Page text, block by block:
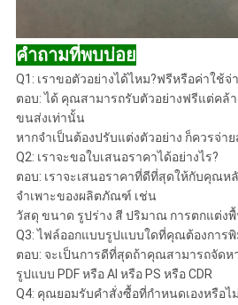
คำถามที่พบบ่อย
Q1: เราขอตัวอย่างได้ไหม?ฟรีหรือค่าใช้จ่
ตอบ: ได้ คุณสามารถรับตัวอย่างฟรีแต่คล้
ขนส่งเท่านั้น
หากจำเป็นต้องปรับแต่งตัวอย่าง ก็ควรจ่า
Q2: เราจะขอใบเสนอราคาได้อย่างไร?
ตอบ: เราจะเสนอราคาที่ดีที่สุดให้กับคุณห
จำเพาะของผลิตภัณฑ์ เช่น
วัสดุ ขนาด รูปร่าง สี ปริมาณ การตกแต่ง
Q3: ไฟล์ออกแบบรูปแบบใดที่คุณต้องการ
ตอบ: จะเป็นการดีที่สุดถ้าคุณสามารถจัด
รูปแบบ PDF หรือ AI หรือ PS หรือ CDR
Q4: คุณยอมรับคำสั่งซื้อที่กำหนดเองหรือไ